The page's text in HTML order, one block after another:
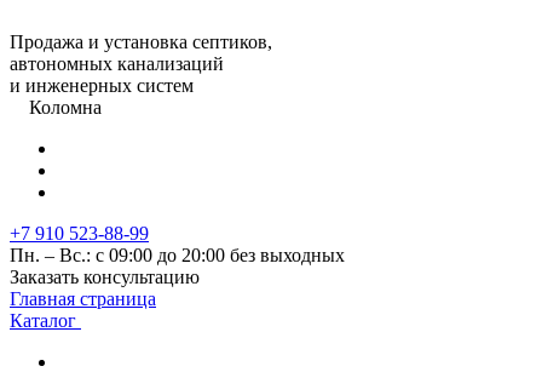
Продажа и установка септиков,
автономных канализаций
и инженерных систем
Коломна
+7 910 523-88-99
Пн. – Вс.: с 09:00 до 20:00 без выходных
Заказать консультацию
Главная страница
Каталог